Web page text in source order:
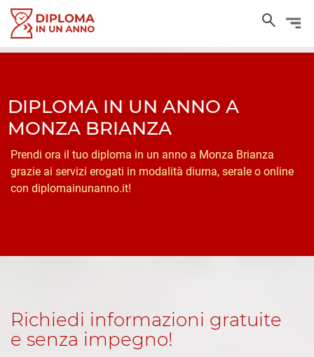
DIPLOMA IN UN ANNO A
MONZA BRIANZA
Prendi ora il tuo diploma in un anno a Monza Brianza
grazie ai servizi erogati in modalità diurna, serale o online
con diplomainunanno.it!
Richiedi informazioni gratuite
e senza impegno!